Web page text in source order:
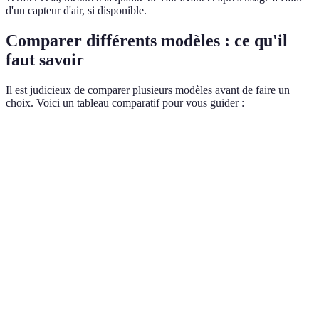
d'un capteur d'air, si disponible.
Comparer différents modèles : ce qu'il
faut savoir
Il est judicieux de comparer plusieurs modèles avant de faire un
choix. Voici un tableau comparatif pour vous guider :